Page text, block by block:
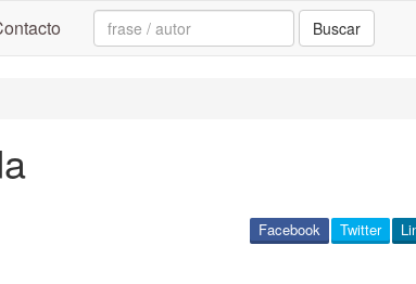
Search: Buscar
Twitter
Facebook